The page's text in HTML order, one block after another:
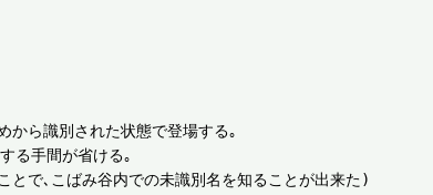
から識別された状態で登場する｡
る手間が省ける｡
とで､こばみ谷内での未識別名を知ることが出来た)